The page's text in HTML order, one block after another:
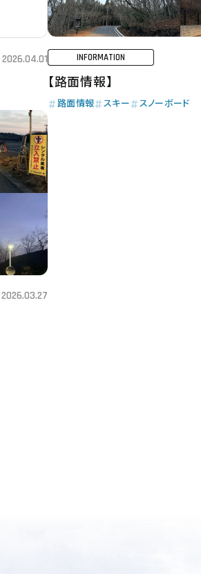
2026.04.01 INFORMATION
【路面情報】
路面情報 スキー スノーボード
2026.03.27